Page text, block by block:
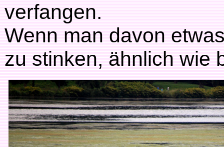
verfangen.
Wenn man davon
zu stinken, ähnlich wie